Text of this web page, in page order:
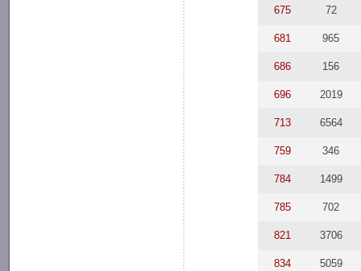
675 72
681 965
686 156
696 2019
713 6564
759 346
784 1499
785 702
821 3706
834 5059